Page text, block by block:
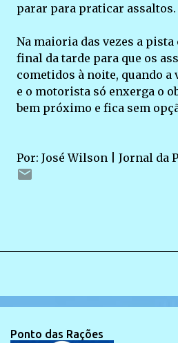
parar para praticar assaltos.
Na maioria das vezes a
final da tarde para que os
cometidos à noite, quando
e o motorista só enxerga o
bem próximo e fica sem
Por: José Wilson | Jornal da
Ponto das Rações